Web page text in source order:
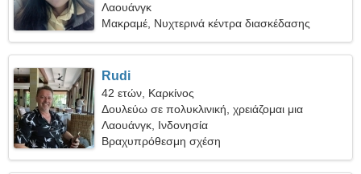
Λαουάνγκ
Μακραμέ, Νυχτερινά κέντρα διασκέδασης
Rudi
42 ετών, Καρκίνος
Δουλεύω σε πολυκλινική, χρειάζομαι μια
ντροπαλή γυναίκα
Λαουάνγκ, Ινδονησία
Βραχυπρόθεσμη σχέση